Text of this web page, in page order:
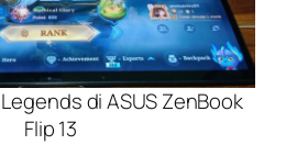
di ASUS ZenBook
Flip 13